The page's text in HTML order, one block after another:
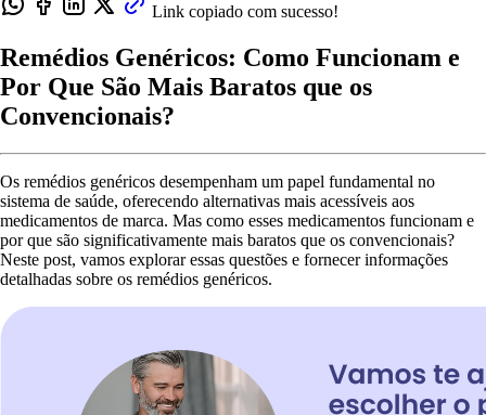
Link copiado com sucesso!
Remédios Genéricos: Como Funcionam e
Por Que São Mais Baratos que os
Convencionais?
Os remédios genéricos desempenham um papel fundamental no
sistema de saúde, oferecendo alternativas mais acessíveis aos
medicamentos de marca. Mas como esses medicamentos funcionam e
por que são significativamente mais baratos que os convencionais?
Neste post, vamos explorar essas questões e fornecer informações
detalhadas sobre os remédios genéricos.